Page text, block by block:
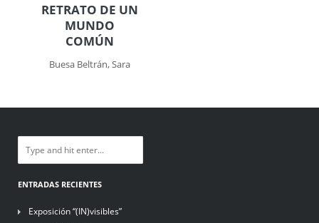
RETRATO DE UN
MUNDO
COMÚN
Buesa Beltrán, Sara
ENTRADAS RECIENTES
Exposición “(IN)visibles”